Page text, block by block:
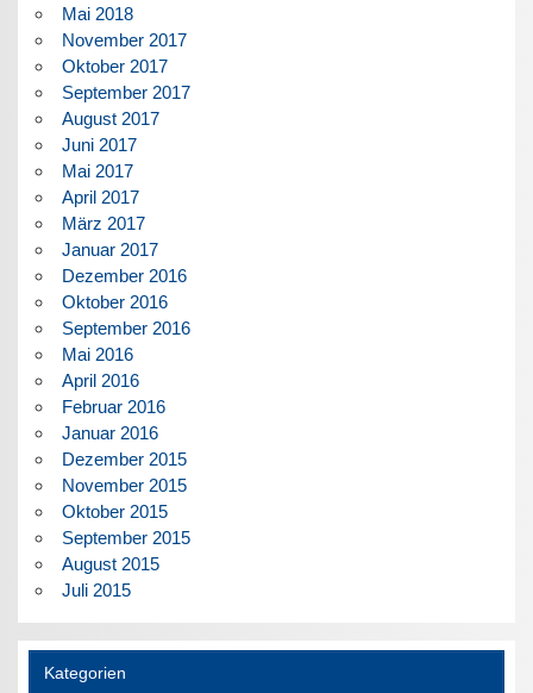
Mai 2018
November 2017
Oktober 2017
September 2017
August 2017
Juni 2017
Mai 2017
April 2017
März 2017
Januar 2017
Dezember 2016
Oktober 2016
September 2016
Mai 2016
April 2016
Februar 2016
Januar 2016
Dezember 2015
November 2015
Oktober 2015
September 2015
August 2015
Juli 2015
Kategorien